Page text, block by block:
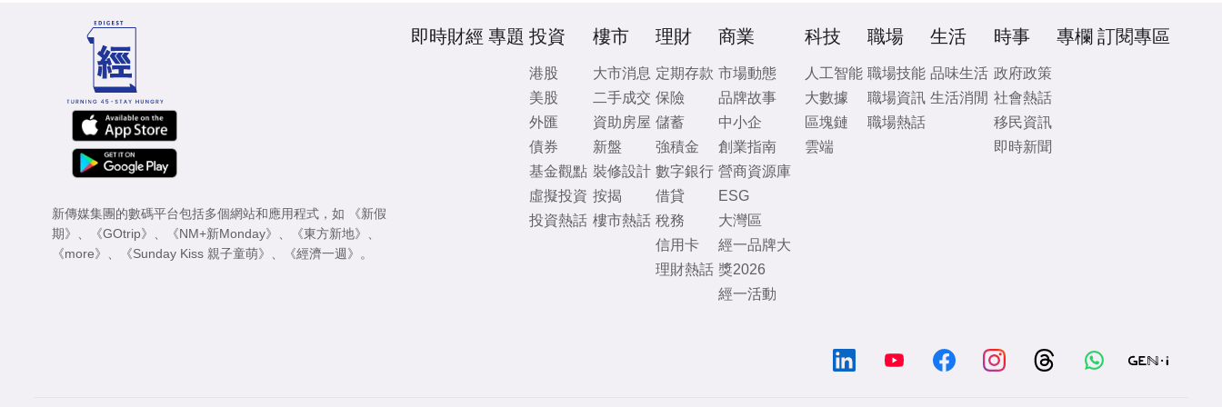
新傳媒集團的數碼平台包括多個網站和應用程式，如
《新假
期》
《GOtrip》 《NM+新Monday》 《東方新地》
《more》
《Sunday Kiss 親子童萌》 《經濟一週》 。
即時財經 專題 投資
港股
美股
外匯
債券
基金觀點
虛擬投資
投資熱話
樓市
大市消息
二手成交
資助房屋
新盤
裝修設計
按揭
樓市熱話
理財
定期存款
保險
儲蓄
強積金
數字銀行
借貸
稅務
信用卡
理財熱話
商業
市場動態
品牌故事
中小企
創業指南
營商資源庫
ESG
大灣區
經一品牌大
獎2026
經一活動
科技
人工智能
大數據
區塊鏈
雲端
職場
職場技能
職場資訊
職場熱話
生活
品味生活
生活消閒
時事
政府政策
社會熱話
移民資訊
即時新聞
專欄 訂閱專區